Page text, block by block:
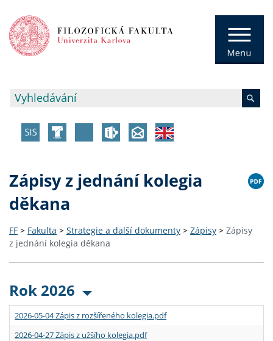
Zápisy z jednání kolegia
děkana
FF > Fakulta > Strategie a další dokumenty > Zápisy > Zápisy
z jednání kolegia děkana
Rok 2026
2026-05-04 Zápis z rozšířeného kolegia.pdf
2026-04-27 Zápis z užšího kolegia.pdf